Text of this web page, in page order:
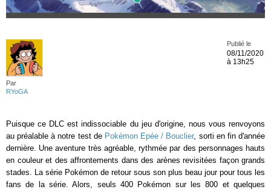
Par
RYoGA
Publié le
08/11/2020
à 13h25
Puisque ce DLC est indissociable du jeu d'origine, nous vous renvoyons
au préalable à notre test de Pokémon Epée / Bouclier, sorti en fin d'année
dernière. Une aventure très agréable, rythmée par des personnages hauts
en couleur et des affrontements dans des arènes revisitées façon grands
stades. La série Pokémon de retour sous son plus beau jour pour tous les
fans de la série. Alors, seuls 400 Pokémon sur les 800 et quelques